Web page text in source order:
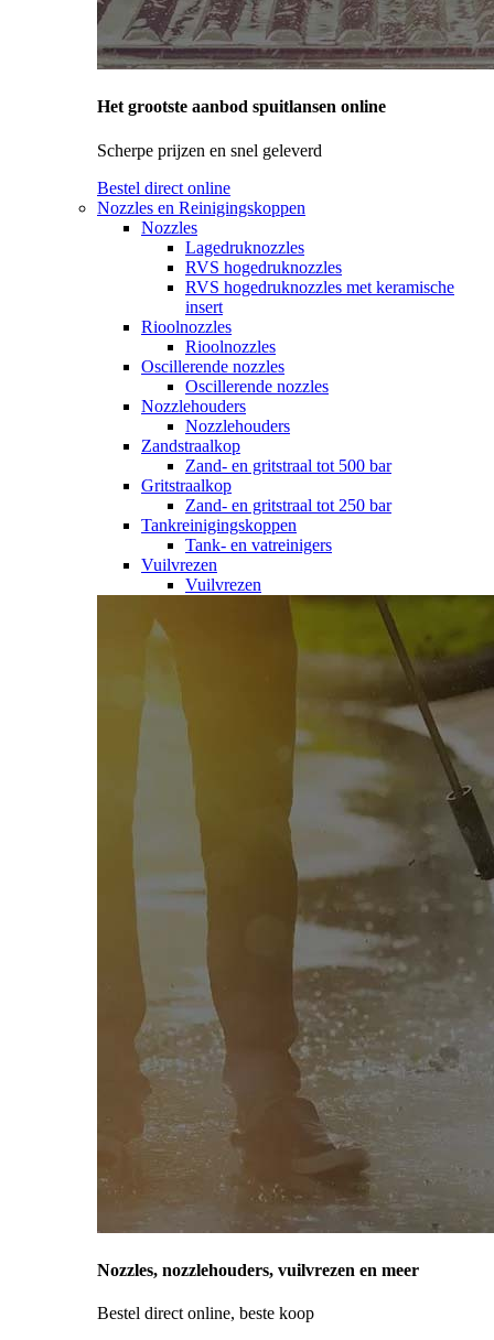
Het grootste aanbod spuitlansen online
Scherpe prijzen en snel geleverd
Bestel direct online
Nozzles en Reinigingskoppen
Nozzles
Lagedruknozzles
RVS hogedruknozzles
RVS hogedruknozzles met keramische
insert
Rioolnozzles
Rioolnozzles
Oscillerende nozzles
Oscillerende nozzles
Nozzlehouders
Nozzlehouders
Zandstraalkop
Zand- en gritstraal tot 500 bar
Gritstraalkop
Zand- en gritstraal tot 250 bar
Tankreinigingskoppen
Tank- en vatreinigers
Vuilvrezen
Vuilvrezen
Nozzles, nozzlehouders, vuilvrezen en meer
Bestel direct online, beste koop